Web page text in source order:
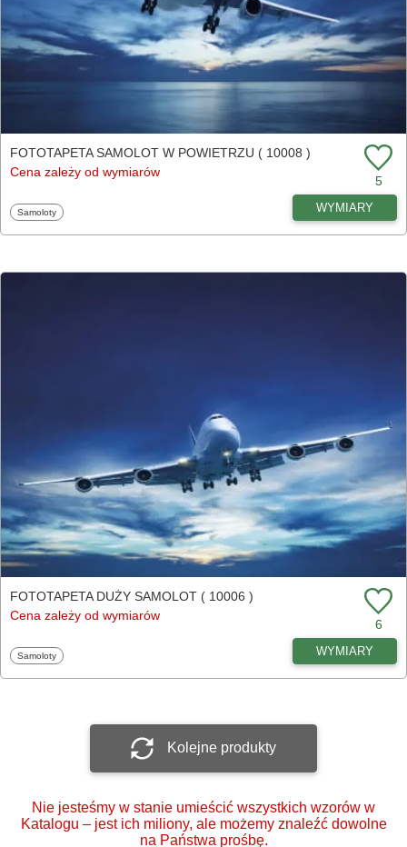
FOTOTAPETA SAMOLOT W POWIETRZU ( 10008 )
Cena zależy od wymiarów
5
Fototapety
Samoloty WYMIARY
FOTOTAPETA DUŻY SAMOLOT ( 10006 )
Cena zależy od wymiarów
6
Fototapety
Samoloty WYMIARY
Kolejne produkty
Nie jesteśmy w stanie umieścić wszystkich wzorów w
Katalogu – jest ich miliony, ale możemy znaleźć dowolne
na Państwa prośbę.